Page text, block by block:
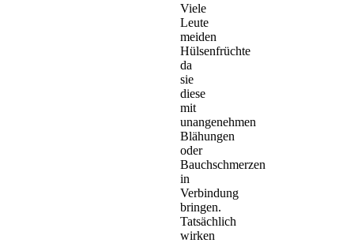
Viele
Leute
meiden
Hülsenfrüchte
da
sie
diese
mit
unangenehmen
Blähungen
oder
Bauchschmerzen
in
Verbindung
bringen.
Tatsächlich
wirken